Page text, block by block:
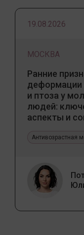
19.08.2026
МОСКВА
Ранние
деформации
и птоза у
людей:
аспекты и
Антивозрастная